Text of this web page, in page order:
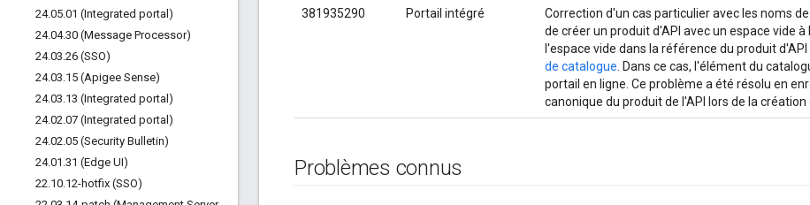
24.05.01 (Integrated portal)
24.04.30 (Message Processor)
24.03.26 (SSO)
24.03.15 (Apigee Sense)
24.03.13 (Integrated portal)
24.02.07 (Integrated portal)
24.02.05 (Security Bulletin)
24.01 .31 (Edge UI)
22.10.12-hotfix (SSO)
381935290 Portail intégré
Correction d'un cas particulier avec les noms
de créer un produit d'API avec un espace vide
l'espace vide dans la référence du produit d'API
de catalogue . Dans ce cas, l'élément du
portail en ligne. Ce problème a été résolu en
canonique du produit de l'API lors de la
Problèmes connus